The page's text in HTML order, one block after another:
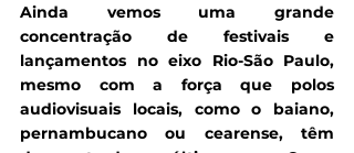
Ainda vemos uma grande
concentração de festivais e
lançamentos no eixo Rio-São Paulo,
mesmo com a força que polos
audiovisuais locais, como o baiano,
pernambucano ou cearense, têm